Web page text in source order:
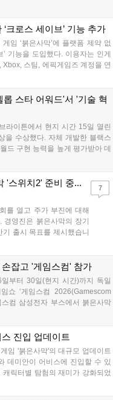
은 22일부터 사흘간 요코
크로스 세이브’ 기능 추가
임 ‘붉은사막’에 플랫폼 제약 없
기능을 도입했다. 이용자는 인게
스팀, 에픽게임즈 계정을 연
이어갈 수 있다. 한편 펄어비스
정이다....
스타 어워드'서 '기술 혁
라이튼에서 현지 시간 15일 열린
을 수상했다. 자체 개발한 블랙스
드 구현 능력을 높게 평가받아 데
고 기술적 성과를 인정받았다. 이
'스위치2' 준비 중...
를 열고 주가 부진에 대해
영진은 붉은사막의 장기
출시 목표를 제시했습니
엔진 강연과 붉은사막 시
로 기업 가치를 높이겠다
7
잡고 '게임스컴' 참가
부터 30일(현지 시간)까지 독일
쇼 ‘게임스컴 2026(Gamescom
컴 삼성전자 부스에서 붉은사막
초 6K 게이밍 모니터 ‘오디세이
진입 업데이트
임 '붉은사막'의 대규모 업데이트
데미안이 어비스에 진입할 수 있
릭터별 탐험의 재미가 강화되었
종이 추가되어 성장의 즐거움을